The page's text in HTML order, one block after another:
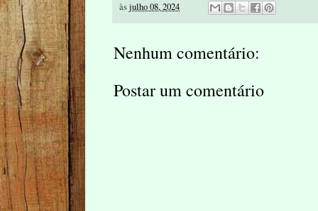
àsjulho 08, 2024
Nenhum comentário:
Postar um comentário